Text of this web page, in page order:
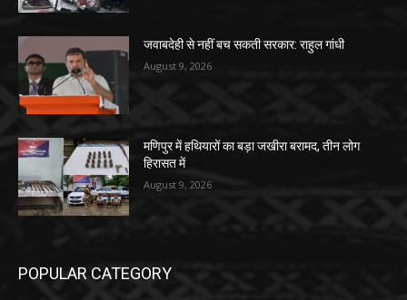
जवाबदेही से नहीं बच सकती सरकार: राहुल गांधी
August 9, 2026
मणिपुर में हथियारों का बड़ा जखीरा बरामद, तीन लोग
हिरासत में
August 9, 2026
POPULAR CATEGORY